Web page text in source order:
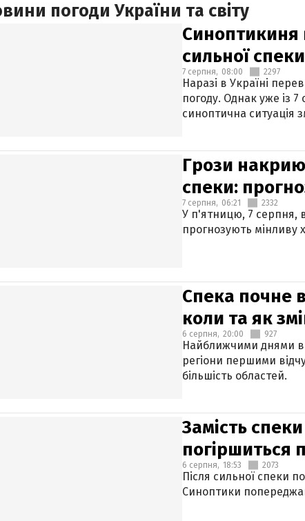
погоди України та світу
Синоптикиня
сильної спеки
7 серпня, 08:00 2297
Наразі в Україні
погоду. Однак уже із
синоптична ситуація
Грози
спеки:
7 серпня, 06:21 2332
У п'ятницю, 7 серпня,
прогнозують мінливу
Спека почне
коли та як
6 серпня, 20:00 927
Найближчими днями в
регіони першими
більшість областей.
Замість
погіршиться
6 серпня, 18:53 2073
Після сильної спеки
Синоптики